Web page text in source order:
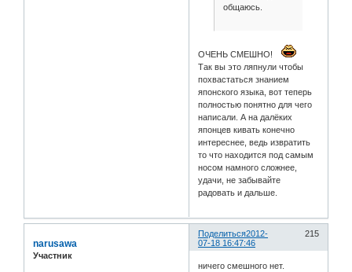
общаюсь.
ОЧЕНЬ СМЕШНО!
Так вы это ляпнули чтобы
похвастаться знанием
японского языка, вот теперь
полностью понятно для чего
написали. А на далёких
японцев кивать конечно
интереснее, ведь извратить
то что находится под самым
носом намного сложнее,
удачи, не забывайте
радовать и дальше.
Поделиться 215
2012-
07-18 16:47:46
narusawa
Участник
ничего смешного нет.